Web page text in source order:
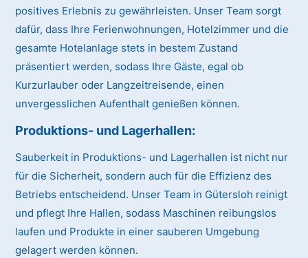
positives Erlebnis zu gewährleisten. Unser Team sorgt
dafür, dass Ihre Ferienwohnungen, Hotelzimmer und die
gesamte Hotelanlage stets in bestem Zustand
präsentiert werden, sodass Ihre Gäste, egal ob
Kurzurlauber oder Langzeitreisende, einen
unvergesslichen Aufenthalt genießen können.
Produktions- und Lagerhallen:
Sauberkeit in Produktions- und Lagerhallen ist nicht nur
für die Sicherheit, sondern auch für die Effizienz des
Betriebs entscheidend. Unser Team in Gütersloh reinigt
und pflegt Ihre Hallen, sodass Maschinen reibungslos
laufen und Produkte in einer sauberen Umgebung
gelagert werden können.